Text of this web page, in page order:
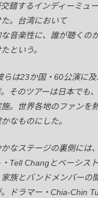
錯するインディーミュ
。台湾において
音楽性に、誰が聴くの
という。
らは23か国・60公演に
そのツアーは日本でも
。世界各地のファンを
なものにした。
なステージの裏側には
Tell Changとベーシス
族とバンドメンバーの
ドラマー・Chia-Chin